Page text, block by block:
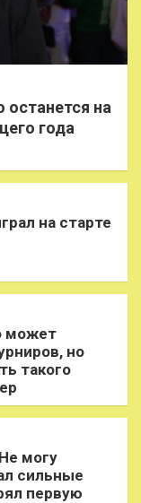
останется на
года
на старте
может
но
такого
могу
сильные
первую